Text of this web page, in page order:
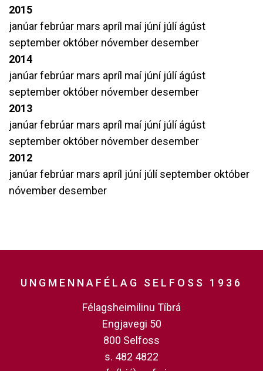
2015
janúarfebrúar mars apríl maí júní júlíágúst
september október nóvember desember
2014
janúarfebrúar mars apríl maí júní júlíágúst
september október nóvember desember
2013
janúarfebrúar mars apríl maí júní júlíágúst
september október nóvember desember
2012
janúarfebrúar mars apríl júní júlíseptember október
nóvember desember
UNGMENNAFÉLAG SELFOSS 1936
Félagsheimilinu Tíbrá
Engjavegi 50
800 Selfoss
s. 482 4822